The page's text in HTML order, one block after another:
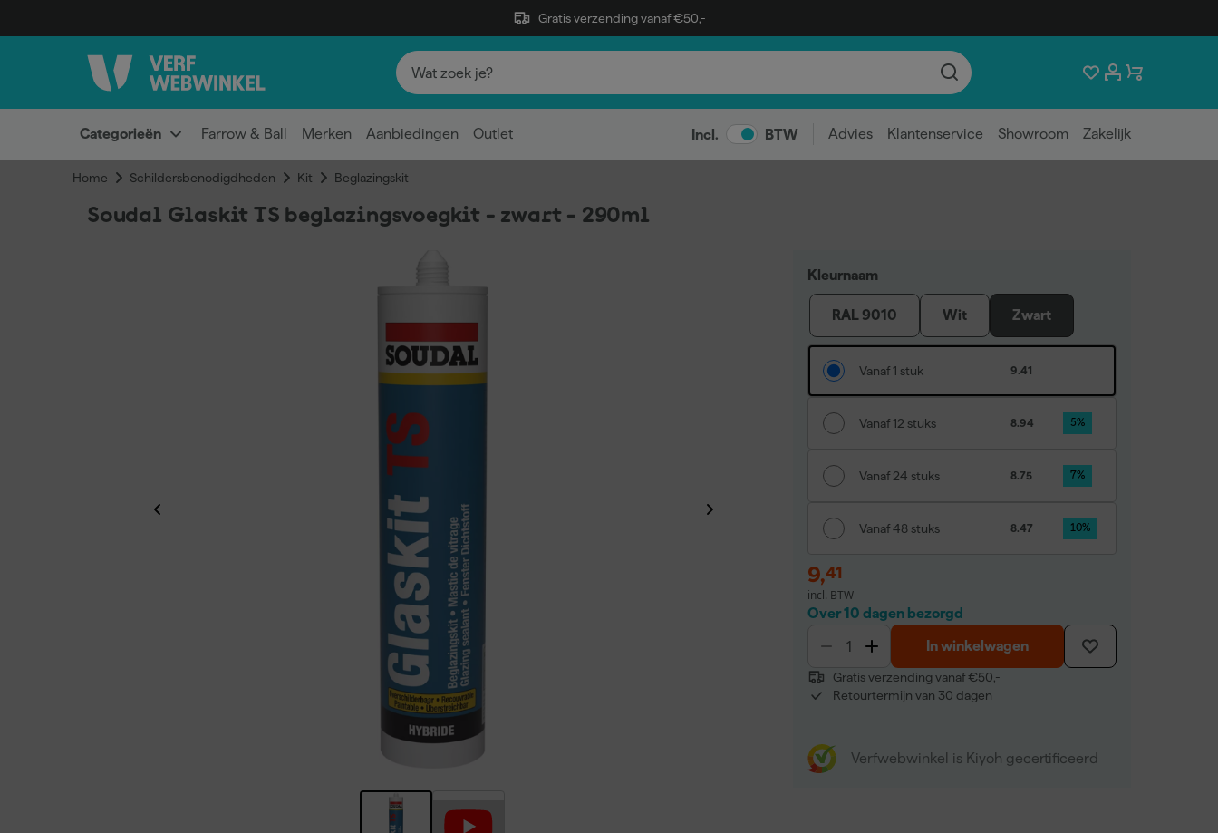
Gratis verzending vanaf €50,-
Categorieën Farrow & Ball Merken Aanbiedingen Outlet Incl. BTW Advies Klantenservice Showroom Zakelijk
Home Schildersbenodigdheden Kit Beglazingskit
Soudal Glaskit TS beglazingsvoegkit - zwart - 290ml
Kleurnaam
RAL 9010 Wit Zwart
Vanaf 1 stuk 9.41
Vanaf 12 stuks 8.94 5%
Vanaf 24 stuks 8.75 7%
Vanaf 48 stuks 8.47 10%
9,41
incl. BTW
Over 10 dagen bezorgd
In winkelwagen
Gratis verzending vanaf €50,-
Retourtermijn van 30 dagen
Verfwebwinkel is Kiyoh gecertificeerd